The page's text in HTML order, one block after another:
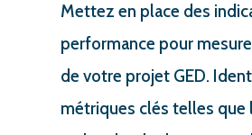
Mettez en place des
performance pour
de votre projet GED.
métriques clés telles que